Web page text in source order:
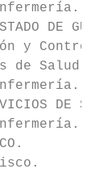
DE
y Control
de Salud.
DE